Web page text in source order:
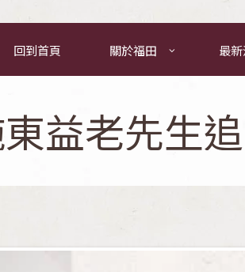
回到首頁 關於福田 最
益老先生